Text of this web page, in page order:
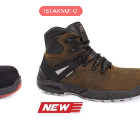
ISTAKNUTO